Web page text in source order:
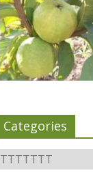
Categories
Categories